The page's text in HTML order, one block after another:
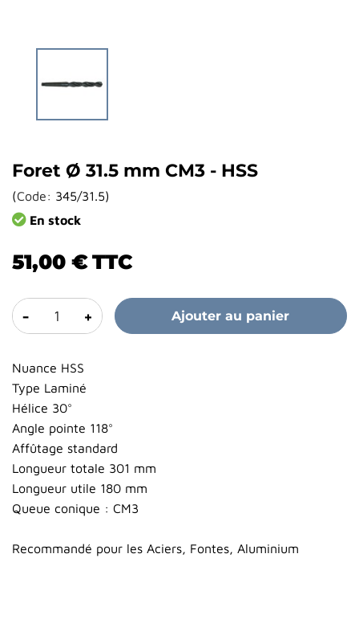
Foret Ø 31.5 mm CM3 - HSS
(Code: 345/31.5)
En stock
51,00 €TTC
- + Ajouter au panier
Nuance HSS
Type Laminé
Hélice 30°
Angle pointe 118°
Affûtage standard
Longueur totale 301 mm
Longueur utile 180 mm
Queue conique : CM3
Recommandé pour les Aciers, Fontes, Aluminium